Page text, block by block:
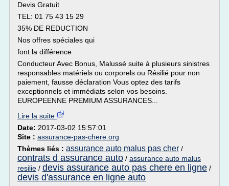
Devis Gratuit
TEL: 01 75 43 15 29
35% DE REDUCTION
Nos offres spéciales qui
font la différence
Conducteur Avec Bonus, Malussé suite à plusieurs sinistres
responsables matériels ou corporels ou Résilié pour non
paiement, fausse déclaration Vous optez des tarifs
exceptionnels et immédiats selon vos besoins.
EUROPEENNE PREMIUM ASSURANCES...
Lire la suite
Date: 2017-03-02 15:57:01
Site : assurance-pas-chere.org
Thèmes liés : assurance auto malus pas cher /
contrats d assurance auto / assurance auto malus
resilie / devis assurance auto pas chere en ligne /
devis d'assurance en ligne auto